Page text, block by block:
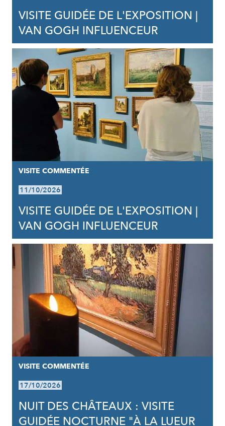
VISITE GUIDÉE DE L'EXPOSITION |
VAN GOGH INFLUENCEUR
VISITE COMMENTÉE
11/10/2026
VISITE GUIDÉE DE L'EXPOSITION |
VAN GOGH INFLUENCEUR
VISITE COMMENTÉE
17/10/2026
NUIT DES CHÂTEAUX : VISITE
GUIDÉE NOCTURNE "À LA LUEUR